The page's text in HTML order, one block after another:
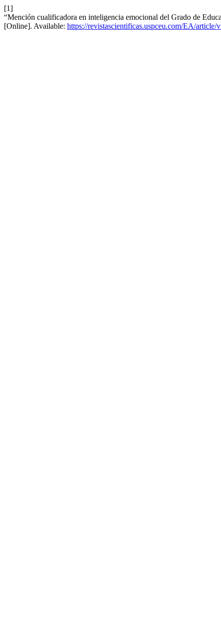
[1]
“Mención cualificadora en inteligencia emocional del Grado de
[Online]. Available: https://revistascientificas.uspceu.com/EA/article/